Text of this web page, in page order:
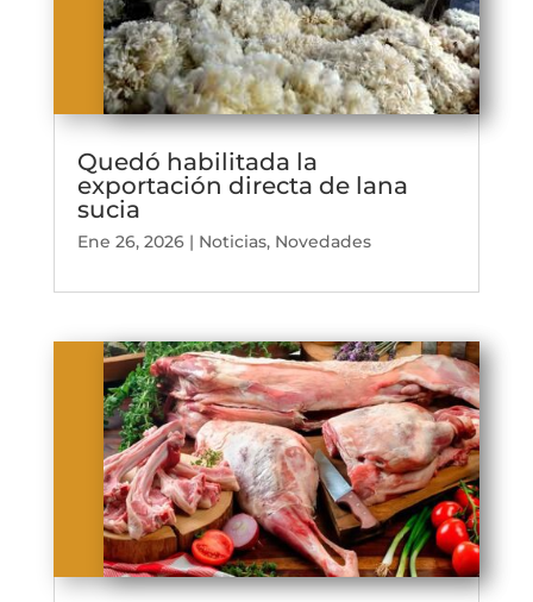
Quedó habilitada la
exportación directa de lana
sucia
Ene 26, 2026| Noticias, Novedades